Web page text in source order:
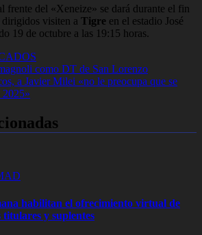
frente del «Xeneize» se dará durante el fin
dirigidos visiten a Tigre en el estadio José
19 de octubre a las 19:15 horas.
como DT de San Lorenzo
a Javier Milei «no le preocupa que se
2025»
habilitan el ofrecimiento virtual de
titulares y suplentes